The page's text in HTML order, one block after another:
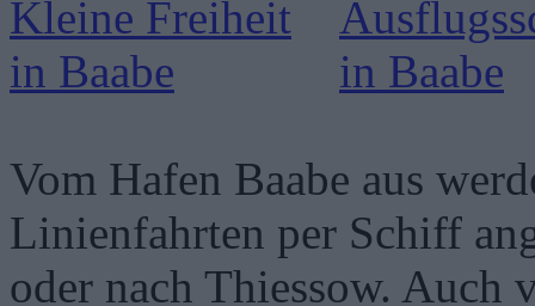
Vom Hafen Baabe aus
Linienfahrten per Schiff
oder nach Thiessow. Auch